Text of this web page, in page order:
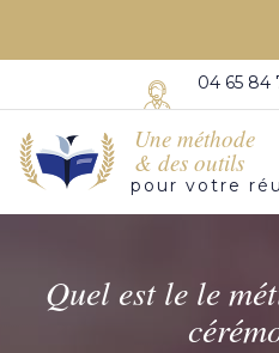
04 65 84
Une méthode
& des outils
pour votre
Quel est le le